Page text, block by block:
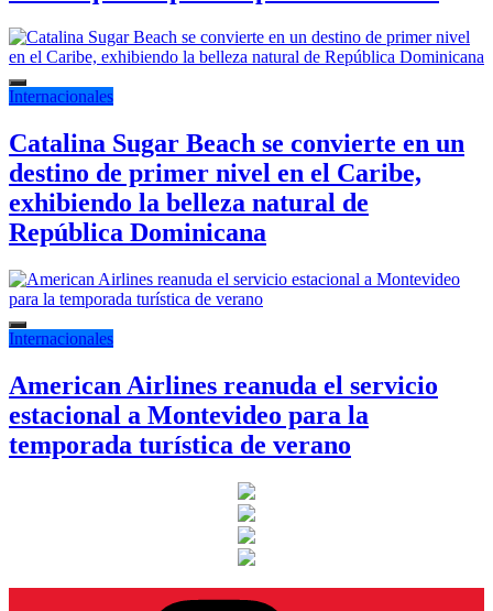
Internacionales
Catalina Sugar Beach se convierte en un
destino de primer nivel en el Caribe,
exhibiendo la belleza natural de
República Dominicana
Internacionales
American Airlines reanuda el servicio
estacional a Montevideo para la
temporada turística de verano